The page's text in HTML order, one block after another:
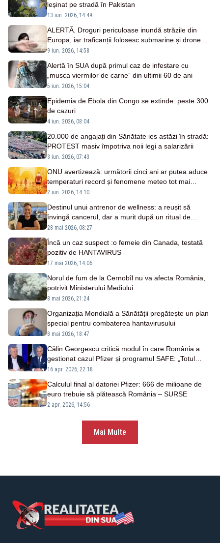
leșinat pe stradă în Pakistan
13 iun. 2026, 14:49
ALERTĂ. Droguri periculoase inundă străzile din
Europa, iar traficanții folosesc submarine și drone
pentru livrări
9 iun. 2026, 14:58
Alertă în SUA după primul caz de infestare cu
„musca viermilor de carne” din ultimii 60 de ani
5 iun. 2026, 15:04
Epidemia de Ebola din Congo se extinde: peste 300
de cazuri
4 iun. 2026, 08:04
20.000 de angajați din Sănătate ies astăzi în stradă:
PROTEST masiv împotriva noii legi a salarizării
3 iun. 2026, 07:43
ONU avertizează: următorii cinci ani ar putea aduce
temperaturi record și fenomene meteo tot mai
extreme
2 iun. 2026, 14:10
Destinul unui antrenor de wellness: a reușit să
învingă cancerul, dar a murit după un ritual de
detoxifiere
28 mai 2026, 08:27
Încă un caz suspect :o femeie din Canada, testată
pozitiv de HANTAVIRUS
17 mai 2026, 14:06
Norul de fum de la Cernobîl nu va afecta România,
potrivit Ministerului Mediului
8 mai 2026, 21:24
Organizația Mondială a Sănătății pregătește un plan
special pentru combaterea hantavirusului
8 mai 2026, 18:47
Călin Georgescu critică modul în care România a
gestionat cazul Pfizer și programul SAFE: „Totul
trebuie să contești. Din start” VIDEO
16 apr. 2026, 22:18
Calculul final al datoriei Pfizer: 666 de milioane de
euro trebuie să plătească România – SURSE
2 apr. 2026, 14:56
Mai Multe